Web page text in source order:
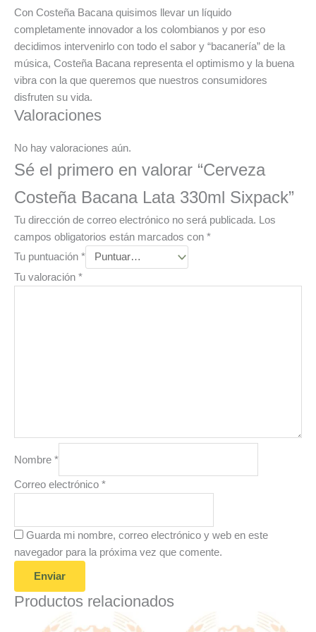
Con Costeña Bacana quisimos llevar un líquido
completamente innovador a los colombianos y por eso
decidimos intervenirlo con todo el sabor y “bacanería” de la
música, Costeña Bacana representa el optimismo y la buena
vibra con la que queremos que nuestros consumidores
disfruten su vida.
Valoraciones
No hay valoraciones aún.
Sé el primero en valorar “Cerveza
Costeña Bacana Lata 330ml Sixpack”
Tu dirección de correo electrónico no será publicada.
Los
campos obligatorios están marcados con *
Tu puntuación *
Tu valoración *
Nombre *
Correo electrónico *
Guarda mi nombre, correo electrónico y web en este
navegador para la próxima vez que comente.
Productos relacionados